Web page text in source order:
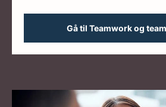
Gå til Teamwork og